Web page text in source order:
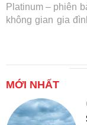
Platinum – phiên
không gian gia
MỚI NHẤT